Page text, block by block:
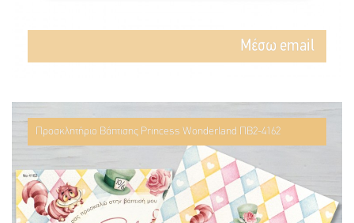
Mέσω email
Προσκλητήριο Βάπτισης Princess Wonderland ΠΒ2-4162